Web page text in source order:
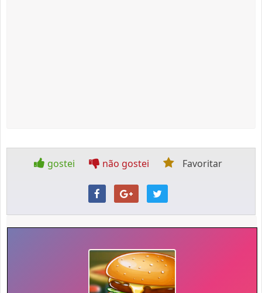
gostei não gostei Favoritar